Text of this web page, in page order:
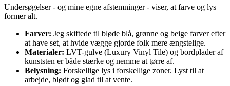
Undersøgelser - og mine egne afstemninger - viser, at farve og lys
former alt.
Farver: Jeg skiftede til bløde blå, grønne og beige farver efter
at have set, at hvide vægge gjorde folk mere ængstelige.
Materialer: LVT-gulve (Luxury Vinyl Tile) og bordplader af
kunststen er både stærke og nemme at tørre af.
Belysning: Forskellige lys i forskellige zoner. Lyst til at
arbejde, blødt og glad til at vente.